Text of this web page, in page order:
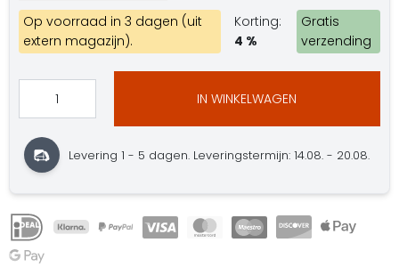
Op voorraad in 3 dagen (uit
extern magazijn).
Korting:
4 %
Gratis
verzending
IN WINKELWAGEN
Levering 1 - 5 dagen. Leveringstermijn: 14.08. - 20.08.